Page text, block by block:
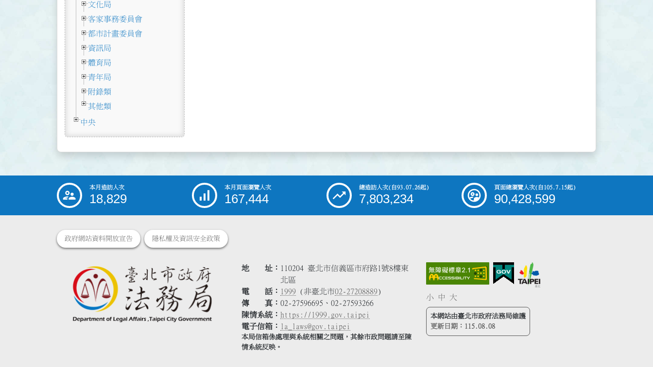
文化局
客家事務委員會
都市計畫委員會
資訊局
體育局
青年局
附錄類
其他類
中央
::: 本月造訪人次
18,829
本月頁面瀏覽人次
167,444
總造訪人次(自93.07.26起)
7,803,234
頁面總瀏覽人次(自105.7.15起)
90,428,599
政府網站資料開放宣告 隱私權及資訊安全政策
地 址
110204 臺北市信義區市府路1號8樓東
北區
電 話
1999 (非臺北市02-27208889)
傳 真
02-27596695、02-27593266
陳情系統
https://1999.gov.taipei
電子信箱
la_laws@gov.taipei
本局信箱係處理與系統相關之問題，其餘市政問題請至陳
情系統反映。
小 中 大
本網站由臺北市政府法務局維護
更新日期： 115.08.08